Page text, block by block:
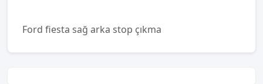
Ford fiesta sağ arka stop çıkma